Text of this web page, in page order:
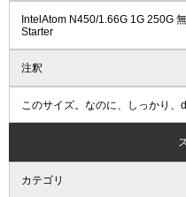
IntelAtom N450/1.66G 1G 250G
Starter
注釈
このサイズ。なのに、しっかり、
カテゴリ